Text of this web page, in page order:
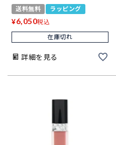
送料無料 ラッピング
¥6,050税込
在庫切れ
詳細を見る